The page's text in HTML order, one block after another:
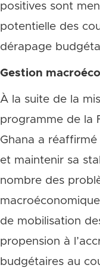
positives sont
potentielle des
dérapage
Gestion
À la suite de la
programme de la
Ghana a
et maintenir sa
nombre des
de mobilisation
propension à
budgétaires au